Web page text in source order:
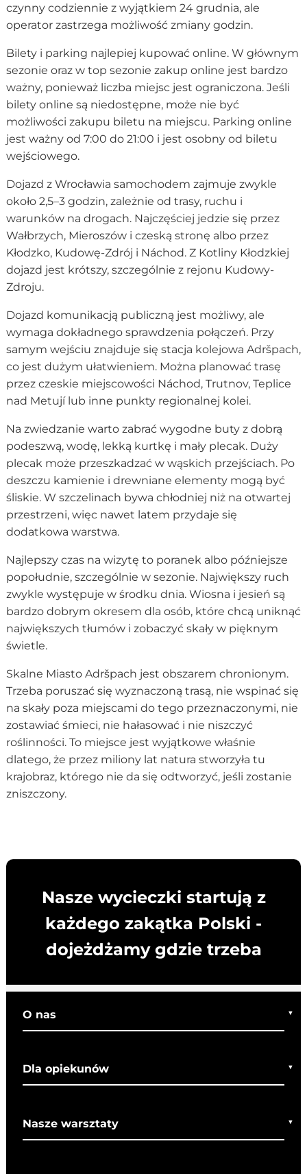
czynny codziennie z wyjątkiem 24 grudnia, ale
operator zastrzega możliwość zmiany godzin.
Bilety i parking najlepiej kupować online. W głównym
sezonie oraz w top sezonie zakup online jest bardzo
ważny, ponieważ liczba miejsc jest ograniczona. Jeśli
bilety online są niedostępne, może nie być
możliwości zakupu biletu na miejscu. Parking online
jest ważny od 7:00 do 21:00 i jest osobny od biletu
wejściowego.
Dojazd z Wrocławia samochodem zajmuje zwykle
około 2,5–3 godzin, zależnie od trasy, ruchu i
warunków na drogach. Najczęściej jedzie się przez
Wałbrzych, Mieroszów i czeską stronę albo przez
Kłodzko, Kudowę-Zdrój i Náchod. Z Kotliny Kłodzkiej
dojazd jest krótszy, szczególnie z rejonu Kudowy-
Zdroju.
Dojazd komunikacją publiczną jest możliwy, ale
wymaga dokładnego sprawdzenia połączeń. Przy
samym wejściu znajduje się stacja kolejowa Adršpach,
co jest dużym ułatwieniem. Można planować trasę
przez czeskie miejscowości Náchod, Trutnov, Teplice
nad Metují lub inne punkty regionalnej kolei.
Na zwiedzanie warto zabrać wygodne buty z dobrą
podeszwą, wodę, lekką kurtkę i mały plecak. Duży
plecak może przeszkadzać w wąskich przejściach. Po
deszczu kamienie i drewniane elementy mogą być
śliskie. W szczelinach bywa chłodniej niż na otwartej
przestrzeni, więc nawet latem przydaje się
dodatkowa warstwa.
Najlepszy czas na wizytę to poranek albo późniejsze
popołudnie, szczególnie w sezonie. Największy ruch
zwykle występuje w środku dnia. Wiosna i jesień są
bardzo dobrym okresem dla osób, które chcą uniknąć
największych tłumów i zobaczyć skały w pięknym
świetle.
Skalne Miasto Adršpach jest obszarem chronionym.
Trzeba poruszać się wyznaczoną trasą, nie wspinać się
na skały poza miejscami do tego przeznaczonymi, nie
zostawiać śmieci, nie hałasować i nie niszczyć
roślinności. To miejsce jest wyjątkowe właśnie
dlatego, że przez miliony lat natura stworzyła tu
krajobraz, którego nie da się odtworzyć, jeśli zostanie
zniszczony.
Nasze wycieczki startują z
każdego zakątka Polski -
dojeżdżamy gdzie trzeba
O nas
Co o nas mówią
Dla opiekunów
Bezpieczeństwo
Nasze warsztaty